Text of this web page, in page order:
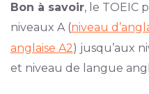
Bon à savoir, le TOEIC
niveaux A (niveau
anglaise A2) jusqu’aux
et niveau de langue